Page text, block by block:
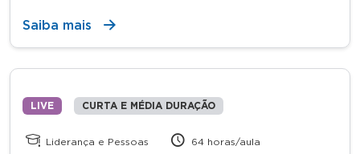
Saiba mais
LIVE CURTA E MÉDIA DURAÇÃO
Liderança e Pessoas 64 horas/aula